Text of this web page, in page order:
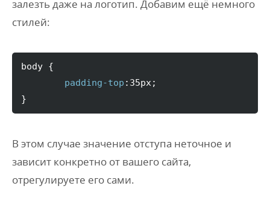
залезть даже на логотип. Добавим ещё немного
стилей:
body {
padding-top : 35px;
}
В этом случае значение отступа неточное и
зависит конкретно от вашего сайта,
отрегулируете его сами.